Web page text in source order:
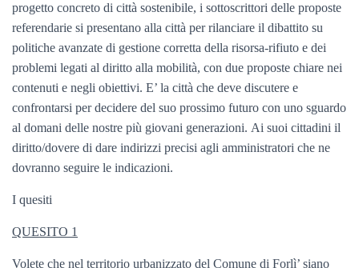
progetto concreto di città sostenibile, i sottoscrittori delle proposte
referendarie si presentano alla città per rilanciare il dibattito su
politiche avanzate di gestione corretta della risorsa-rifiuto e dei
problemi legati al diritto alla mobilità, con due proposte chiare nei
contenuti e negli obiettivi. E’ la città che deve discutere e
confrontarsi per decidere del suo prossimo futuro con uno sguardo
al domani delle nostre più giovani generazioni. Ai suoi cittadini il
diritto/dovere di dare indirizzi precisi agli amministratori che ne
dovranno seguire le indicazioni.
I quesiti
QUESITO 1
Volete che nel territorio urbanizzato del Comune di Forlì’ siano